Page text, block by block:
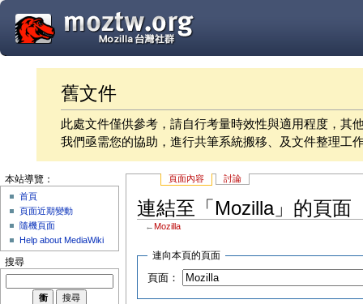
舊文件
此處文件僅供參考，請自行考量時效性與適用程度，其
我們亟需您的協助，進行共筆系統搬移、及文件整理工
頁面內容 討論
連結至「Mozilla」的頁面
← Mozilla
連向本頁的頁面
頁面：
本站導覽：
首頁
頁面近期變動
隨機頁面
Help about MediaWiki
搜尋